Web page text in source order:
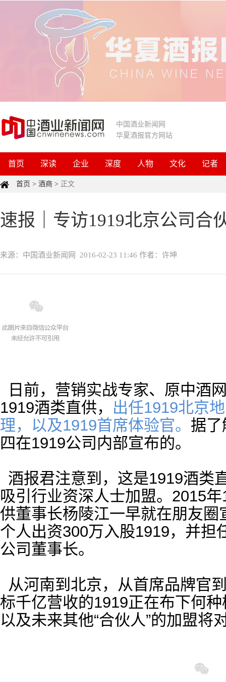
中国酒业新闻网
华夏酒报官方网站
首页 深读 企业 深度 人物 文化 记者
首页 > 酒商 > 正文
速报｜专访1919北京公司合
来源：中国酒业新闻网 2016-02-23 11:46 作者：许坤
日前，营销实战专家、原中酒
1919酒类直供， 出任1919北京
理，以及1919首席体验官。 据
四在1919公司内部宣布的。
酒报君注意到，这是1919酒类
吸引行业资深人士加盟。2015
供董事长杨陵江一早就在朋友
个人出资300万入股1919，并担
公司董事长。
从河南到北京，从首席品牌官
标千亿营收的1919正在布下何
以及未来其他“合伙人”的加盟将